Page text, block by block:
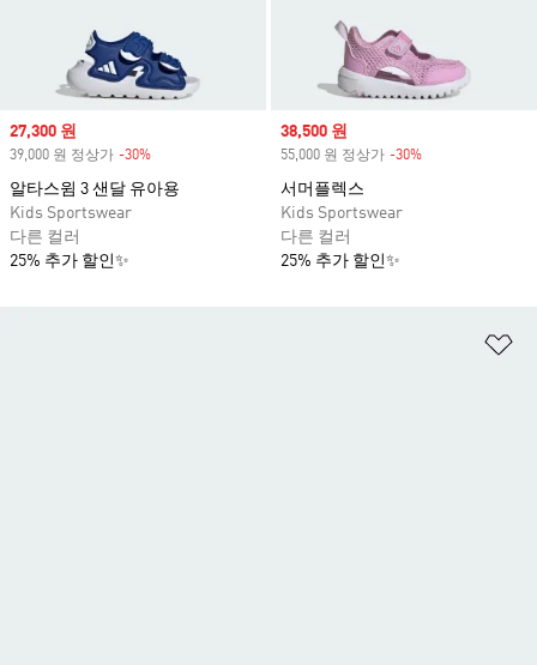
Sale price
27,300 원
39,000 원 정상가 -30%
알타스윔 3 샌달 유아용
Kids Sportswear
다른 컬러
25% 추가 할인✨
Sale price
38,500 원
55,000 원 정상가 -30%
서머플렉스
Kids Sportswear
다른 컬러
25% 추가 할인✨